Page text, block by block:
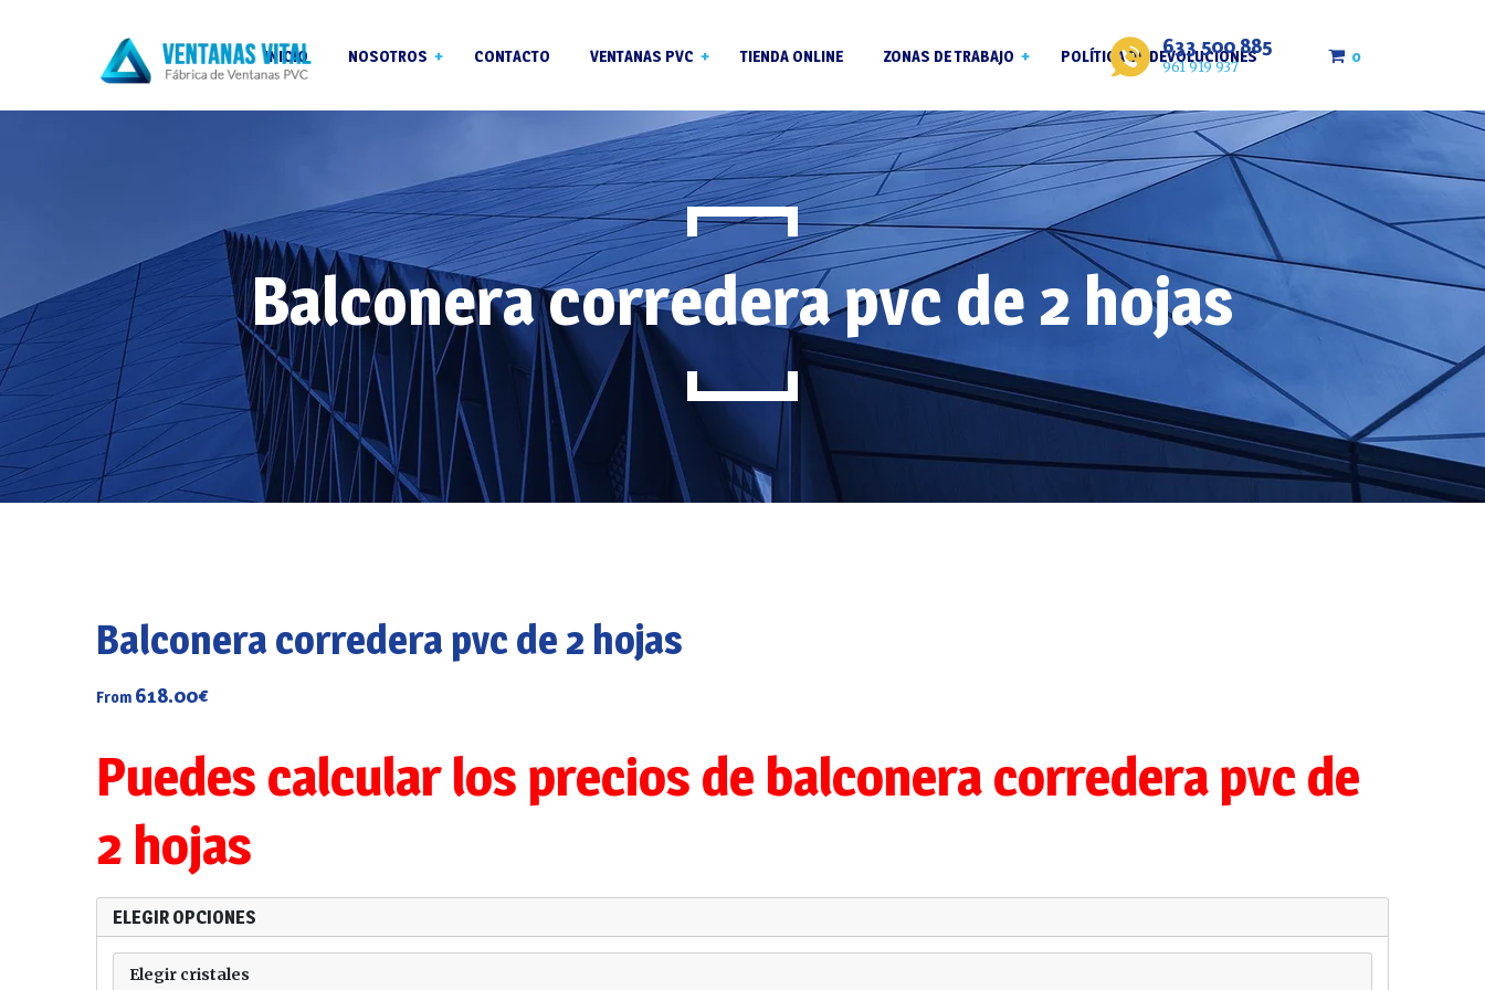
INICIO NOSOTROS
Reformas
CONTACTO VENTANAS PVC
Ventanas PVC para
jubilados
Perfil pvc Salamander
Vidrios Climalit
Persianas para ventanas
de pvc
TIENDA ONLINE ZONAS DE TRABAJO
Ventanas PVC en Riba-roja
de Túria
Ventanas PVC en La Pobla
de Vallbona
Ventanas PVC en Liria
Beniparell
Ventanas PVC en
Ventanas PVC en Sedaví
Ventanas PVC en
Catarroja
Ventanas PVC en Paiporta
POLÍTICA DE DEVOLUCIONES
633 500 885
961 919 937
0
Balconera corredera pvc de 2 hojas
Balconera corredera pvc de 2 hojas
From 618.00€
Puedes calcular los precios de balconera corredera pvc de
2 hojas
ELEGIR OPCIONES
Elegir cristales